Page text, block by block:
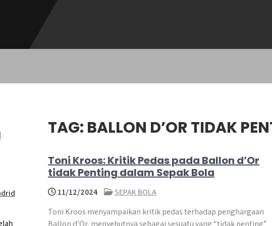
TAG: BALLON D’OR TIDAK
Toni Kroos: Kritik Pedas pada Ballon d’Or
tidak Penting dalam Sepak Bola
11/12/2024
SEPAK BOLA
​Toni Kroos menyampaikan kritik pedas terhadap penghargaan
Ballon d’Or, menyebutnya sebagai sesuatu yang “tidak penting”